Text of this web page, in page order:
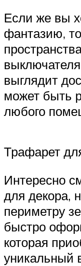
Если же вы
фантазию,
выглядит
может быть
любого
Трафарет
Интересно
для декора,
периметру
быстро
которая
уникальный